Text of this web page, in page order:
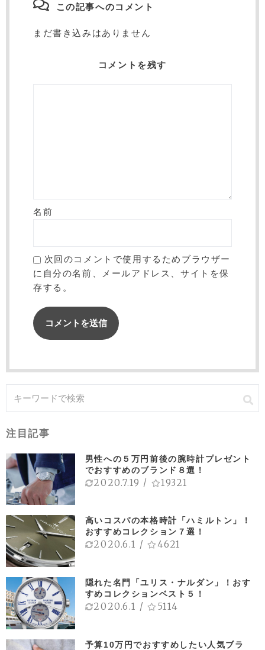
この記事へのコメント
まだ書き込みはありません
コメントを残す
名前
次回のコメントで使用するためブラウザー
に自分の名前、メールアドレス、サイトを保
存する。
注目記事
男性への５万円前後の腕時計プレゼント
でおすすめのブランド８選！
2020.7.19 / 19321
高いコスパの本格時計「ハミルトン」！
おすすめコレクション７選！
2020.6.1 / 4621
隠れた名門「ユリス・ナルダン」！おす
すめコレクションベスト５！
2020.6.1 / 5114
予算10万円でおすすめしたい人気ブラ